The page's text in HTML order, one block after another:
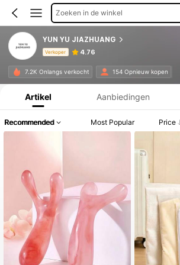
Zoeken in de winkel
YUN YU JIAZHUANG
Verkoper 4.76
7.2K Onlangs verkocht 154 Opnieuw kopen
Productinformatie: Prijsopenbaring, Verkoop- en
Artikel Aanbiedingen
Recommended Most Popular Price